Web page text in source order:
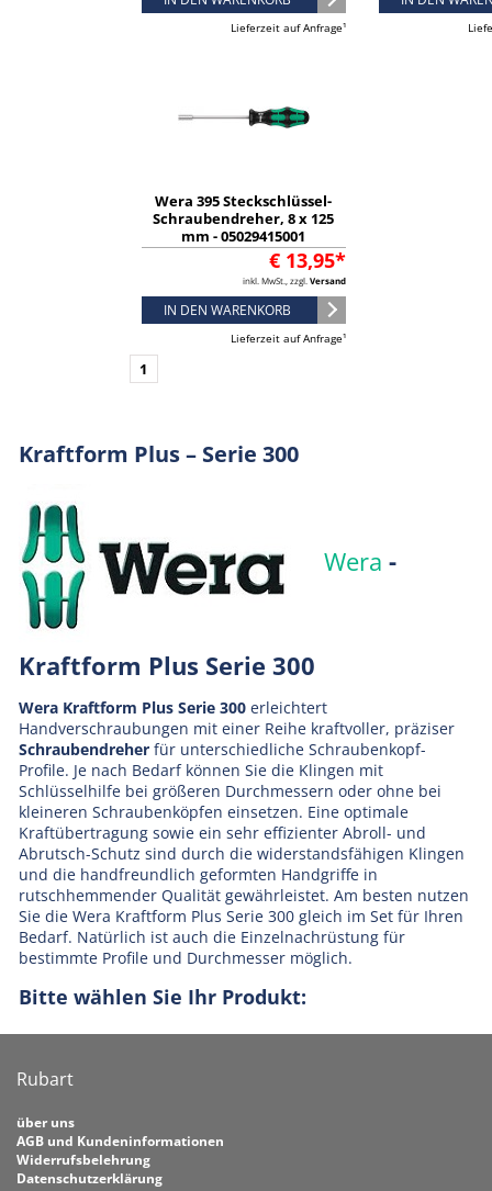
Lieferzeit auf Anfrage¹
Wera 395 Steckschlüssel-
Schraubendreher, 8 x 125
mm - 05029415001
€ 13,95*
inkl. MwSt., zzgl. Versand
IN DEN WARENKORB
Lieferzeit auf Anfrage¹
1
Kraftform Plus – Serie 300
Wera-
Kraftform Plus Serie 300
Wera Kraftform Plus Serie 300 erleichtert
Handverschraubungen mit einer Reihe kraftvoller, präziser
Schraubendreherfür unterschiedliche Schraubenkopf-
Profile. Je nach Bedarf können Sie die Klingen mit
Schlüsselhilfe bei größeren Durchmessern oder ohne bei
kleineren Schraubenköpfen einsetzen. Eine optimale
Kraftübertragung sowie ein sehr effizienter Abroll- und
Abrutsch-Schutz sind durch die widerstandsfähigen Klingen
und die handfreundlich geformten Handgriffe in
rutschhemmender Qualität gewährleistet. Am besten nutzen
Sie die Wera Kraftform Plus Serie 300 gleich im Set für Ihren
Bedarf. Natürlich ist auch die Einzelnachrüstung für
bestimmte Profile und Durchmesser möglich.
Bitte wählen Sie Ihr Produkt:
Rubart
über uns
AGB und Kundeninformationen
Widerrufsbelehrung
Datenschutzerklärung